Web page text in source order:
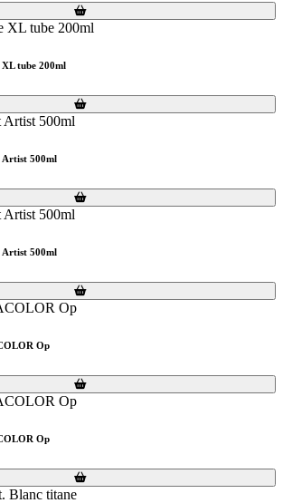
tube 200ml
Artist 500ml
Artist 500ml
Op
Op